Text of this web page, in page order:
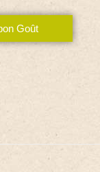
Goût